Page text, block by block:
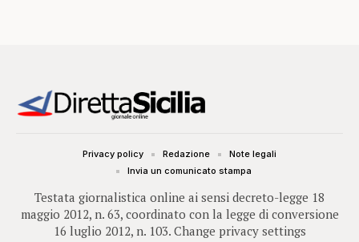
Testata giornalistica online ai sensi decreto-legge 18
maggio 2012, n. 63, coordinato con la legge di conversione
16 luglio 2012, n. 103. Change privacy settings
Privacy policy Redazione
Note legali
Invia un comunicato stampa